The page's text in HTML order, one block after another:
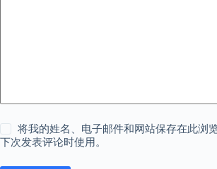
将我的姓名、电子邮件和网站保存在此浏
下次发表评论时使用。